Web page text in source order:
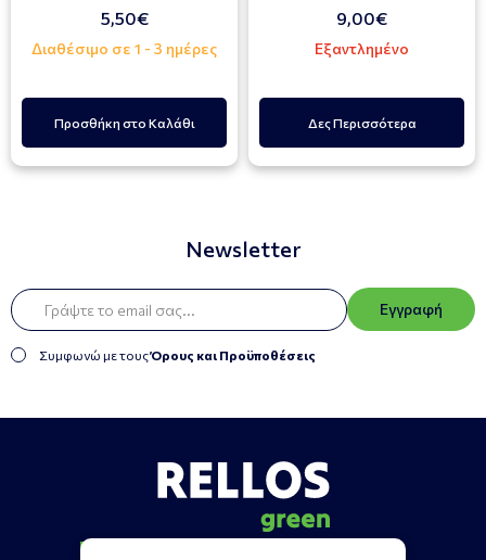
5,50€
Διαθέσιμο σε 1 - 3 ημέρες
Προσθήκη στο Καλάθι
9,00€
Εξαντλημένο
Δες Περισσότερα
Newsletter
Εγγραφή
Συμφωνώ με τουςΌρους και Προϋποθέσεις
Πληροφορίες